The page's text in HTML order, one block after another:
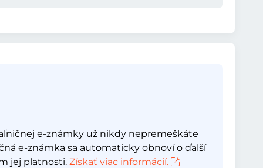
e-známky už nikdy nepremeškáte
e-známka sa automaticky obnoví o ďalší
jej platnosti. Získať viac informácií.